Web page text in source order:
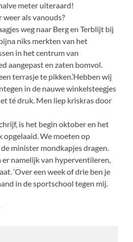
meter uiteraard!
als vanouds?
weg naar Berg en Terblijt bij
niks merkten van het
in het centrum van
aangepast en zaten bomvol.
terrasje te pikken.’Hebben wij
in de nauwe winkelsteegjes
té druk. Men liep kriskras door
is het begin oktober en het
opgelaaid. We moeten op
minister mondkapjes dragen.
er namelijk van hyperventileren,
‘Over een week of drie ben je
in de sportschool tegen mij.